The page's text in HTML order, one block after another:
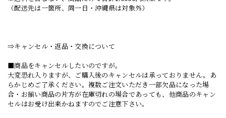
（配送先は一箇所、同一日・沖縄県は対象外）
⇒キャンセル・返品・交換について
■商品をキャンセルしたいのですが。
大変恐れ入りますが、ご購入後のキャンセルは承っておりません。あ
らかじめご了承ください。複数ご注文いただき一部欠品になった場
合・お揃い商品の片方が在庫切れの場合であっても、他商品のキャン
セルはお受け出来かねますのでご注意下さい。